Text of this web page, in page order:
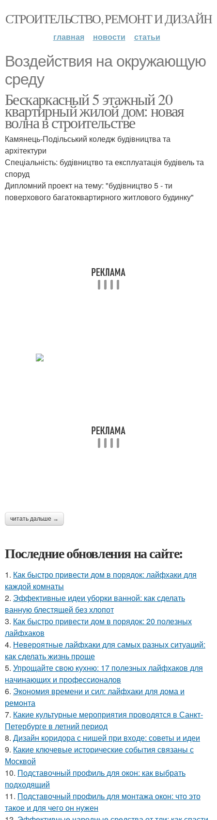
СТРОИТЕЛЬСТВО, РЕМОНТ И ДИЗАЙН
главная новости статьи
Воздействия на окружающую
среду
Бескаркасный 5 этажный 20
квартирный жилой дом: новая
волна в строительстве
Камянець-Подільський коледж будівництва та
архітектури
Спеціальність: будівництво та експлуатація будівель та
споруд
Дипломний проект на тему: "будівництво 5 - ти
поверхового багатоквартирного житлового будинку"
читать дальше →
Последние обновления на сайте:
1. Как быстро привести дом в порядок: лайфхаки для
каждой комнаты
2. Эффективные идеи уборки ванной: как сделать
ванную блестящей без хлопот
3. Как быстро привести дом в порядок: 20 полезных
лайфхаков
4. Невероятные лайфхаки для самых разных ситуаций:
как сделать жизнь проще
5. Упрощайте свою кухню: 17 полезных лайфхаков для
начинающих и профессионалов
6. Экономия времени и сил: лайфхаки для дома и
ремонта
7. Какие культурные мероприятия проводятся в Санкт-
Петербурге в летний период
8. Дизайн коридора с нишей при входе: советы и идеи
9. Какие ключевые исторические события связаны с
Москвой
10. Подставочный профиль для окон: как выбрать
подходящий
11. Подставочный профиль для монтажа окон: что это
такое и для чего он нужен